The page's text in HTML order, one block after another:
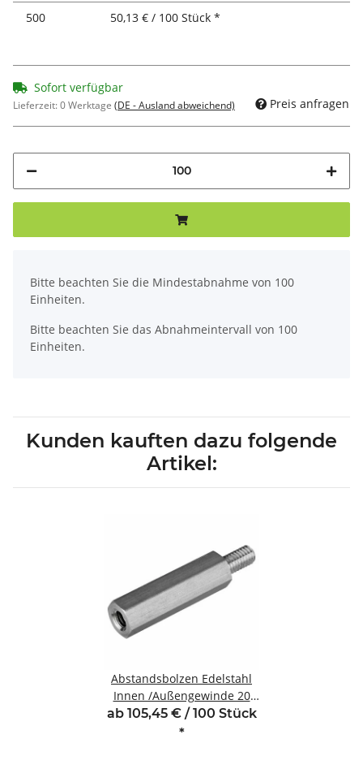
500 50,13 € / 100 Stück *
Sofort verfügbar
Lieferzeit:0 Werktage (DE - Ausland abweichend) Preis anfragen
Bitte beachten Sie die Mindestabnahme von 100
Einheiten.
Bitte beachten Sie das Abnahmeintervall von 100
Einheiten.
Kunden kauften dazu folgende
Artikel:
Abstandsbolzen Edelstahl
Innen /Außengewinde 20
mm M8 SW13 AG 14
ab 105,45 € / 100 Stück
*